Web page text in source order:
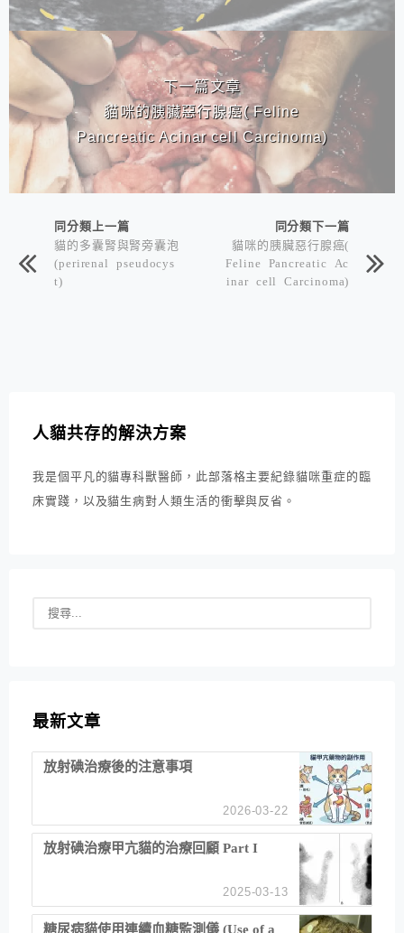
下一篇文章
貓咪的胰臟惡行腺癌( Feline
Pancreatic Acinar cell Carcinoma)
同分類上一篇
貓的多囊腎與腎旁囊泡
(perirenal pseudocys
t)
同分類下一篇
貓咪的胰臟惡行腺癌(
Feline Pancreatic Ac
inar cell Carcinoma)
人貓共存的解決方案
我是個平凡的貓專科獸醫師，此部落格主要紀錄貓咪重症的臨
床實踐，以及貓生病對人類生活的衝擊與反省。
最新文章
放射碘治療後的注意事項
2026-03-22
放射碘治療甲亢貓的治療回顧 Part I
2025-03-13
糖尿病貓使用連續血糖監測儀 (Use of a